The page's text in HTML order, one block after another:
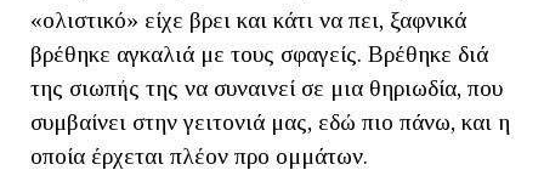
«ολιστικό» είχε βρει και κάτι να πει, ξαφνικά
βρέθηκε αγκαλιά με τους σφαγείς. Βρέθηκε διά
της σιωπής της να συναινεί σε μια θηριωδία, που
συμβαίνει στην γειτονιά μας, εδώ πιο πάνω, και η
οποία έρχεται πλέον προ ομμάτων.